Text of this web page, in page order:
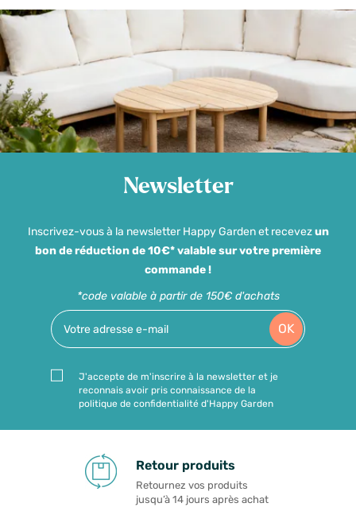
Newsletter
Inscrivez-vous à la newsletter Happy Garden et recevezun
bon de réduction de 10€* valable sur votre première
commande !
*code valable à partir de 150€ d'achats
OK
J'accepte de m'inscrire à la newsletter et je
reconnais avoir pris connaissance de la
politique de confidentialité d'Happy Garden
Retour produits
Retournez vos produits
jusqu’à 14 jours après achat